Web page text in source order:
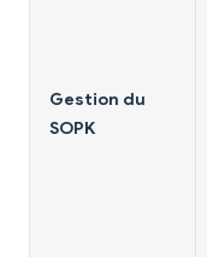
Gestion du
SOPK